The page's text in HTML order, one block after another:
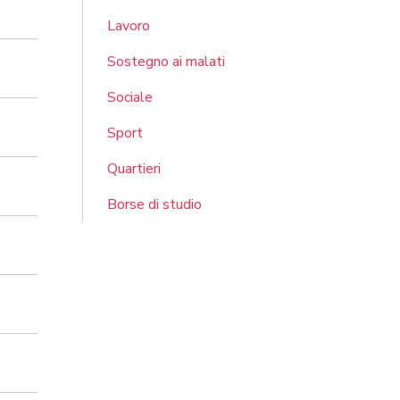
Lavoro
Sostegno ai malati
Sociale
Sport
Quartieri
Borse di studio